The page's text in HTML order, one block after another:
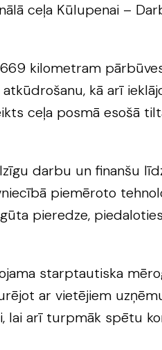
ceļa Kūlupenai –
kilometram
kā arī
ceļa posmā esošā
darbu un finanšu
piemēroto
pieredze,
starptautiska
ar vietējiem
lai arī turpmāk spētu